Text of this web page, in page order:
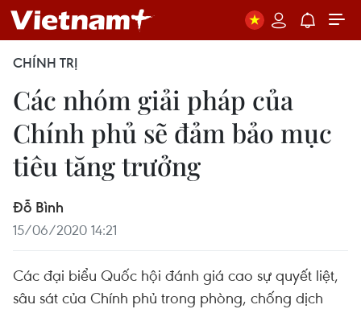
CHÍNH TRỊ
Các nhóm giải pháp của
Chính phủ sẽ đảm bảo mục
tiêu tăng trưởng
Đỗ Bình
15/06/2020 14:21
Các đại biểu Quốc hội đánh giá cao sự quyết liệt,
sâu sát của Chính phủ trong phòng, chống dịch